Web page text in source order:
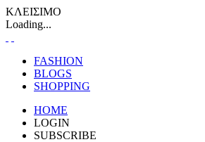
ΚΛΕΙΣΙΜΟ
Loading...
FASHION
BLOGS
SHOPPING
HOME
LOGIN
SUBSCRIBE